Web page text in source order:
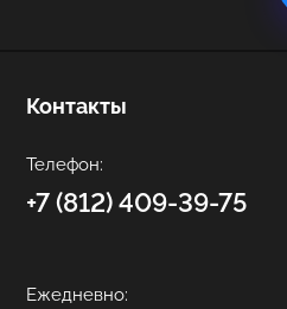
Контакты
Телефон:
+7 (812) 409-39-75
Ежедневно: